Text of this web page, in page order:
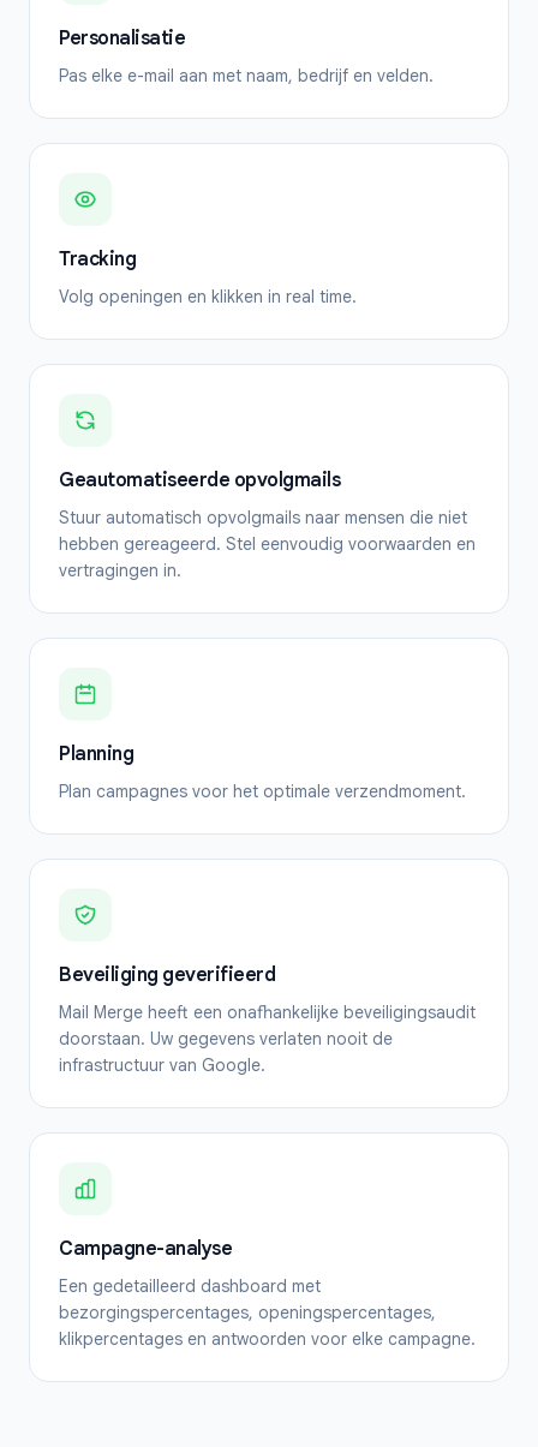
Personalisatie
Pas elke e-mail aan met naam, bedrijf en velden.
Tracking
Volg openingen en klikken in real time.
Geautomatiseerde opvolgmails
Stuur automatisch opvolgmails naar mensen die niet
hebben gereageerd. Stel eenvoudig voorwaarden en
vertragingen in.
Planning
Plan campagnes voor het optimale verzendmoment.
Beveiliging geverifieerd
Mail Merge heeft een onafhankelijke beveiligingsaudit
doorstaan. Uw gegevens verlaten nooit de
infrastructuur van Google.
Campagne-analyse
Een gedetailleerd dashboard met
bezorgingspercentages, openingspercentages,
klikpercentages en antwoorden voor elke campagne.